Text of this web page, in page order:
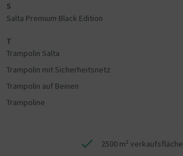
S
Salta Premium Black Edition
T
Trampolin Salta
Trampolin mit Sicherheitsnetz
Trampolin auf Beinen
Trampoline
2500 m² verkaufsfläche